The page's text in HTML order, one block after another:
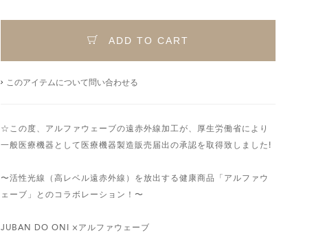
ADD TO CART
このアイテムについて問い合わせる
☆この度、アルファウェーブの遠赤外線加工が、厚生労働省により
一般医療機器として医療機器製造販売届出の承認を取得致しました!
〜活性光線（高レベル遠赤外線）を放出する健康商品「アルファウ
ェーブ」とのコラボレーション！〜
JUBAN DO ONI ×アルファウェーブ